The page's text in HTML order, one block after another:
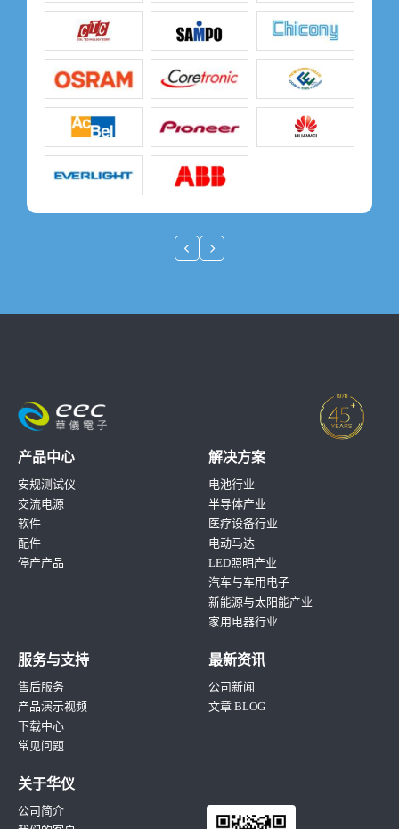
产品中心
安规测试仪
交流电源
软件
配件
停产产品
解决方案
电池行业
半导体产业
医疗设备行业
电动马达
LED照明产业
汽车与车用电子
新能源与太阳能产业
家用电器行业
服务与支持
售后服务
产品演示视频
下载中心
常见问题
最新资讯
公司新闻
文章 BLOG
关于华仪
公司简介